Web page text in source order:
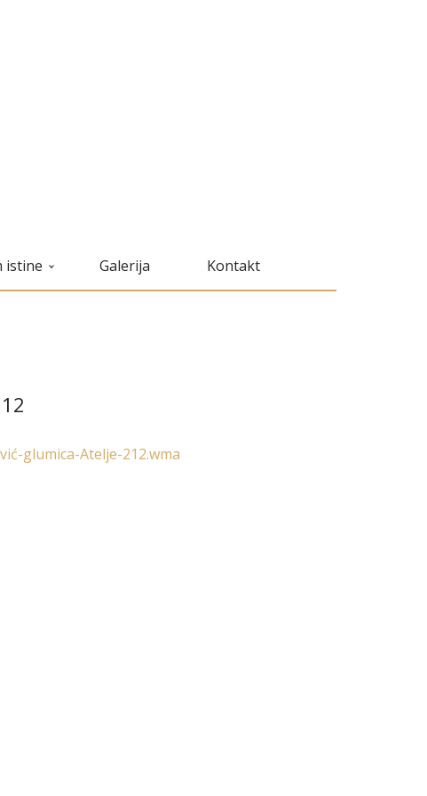
istine Galerija Kontakt
glumica-Atelje-212.wma